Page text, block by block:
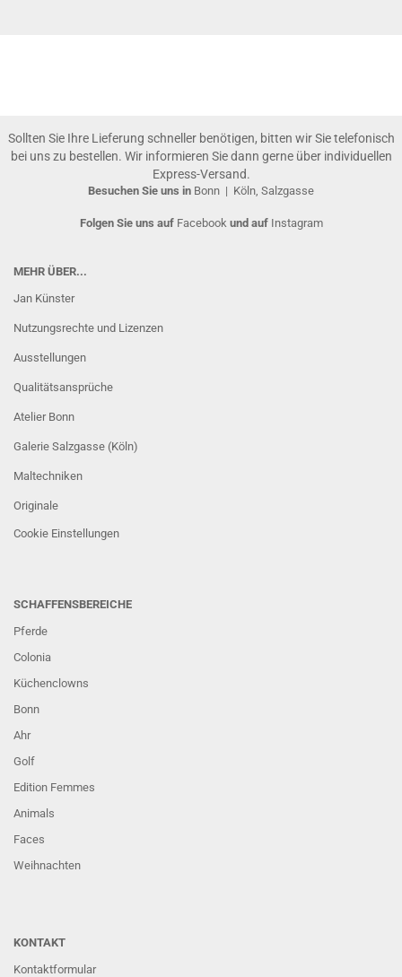
Sollten Sie Ihre Lieferung schneller benötigen, bitten wir Sie telefonisch
bei uns zu bestellen. Wir informieren Sie dann gerne über individuellen
Express-Versand.
Besuchen Sie uns in Bonn | Köln, Salzgasse
Folgen Sie uns auf Facebook und auf Instagram
MEHR ÜBER...
Jan Künster
Nutzungsrechte und Lizenzen
Ausstellungen
Qualitätsansprüche
Atelier Bonn
Galerie Salzgasse (Köln)
Maltechniken
Originale
Cookie Einstellungen
SCHAFFENSBEREICHE
Pferde
Colonia
Küchenclowns
Bonn
Ahr
Golf
Edition Femmes
Animals
Faces
Weihnachten
KONTAKT
Kontaktformular